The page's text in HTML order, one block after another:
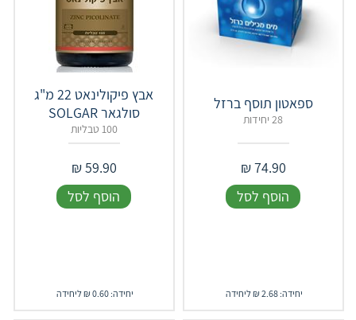
ספאטון תוסף ברזל
28 יחידות
74.90
₪
הוסף לסל
יחידה: 2.68 ₪ ליחידה
אבץ פיקולינאט 22 מ"ג
סולגאר SOLGAR
100 טבליות
59.90
₪
הוסף לסל
יחידה: 0.60 ₪ ליחידה